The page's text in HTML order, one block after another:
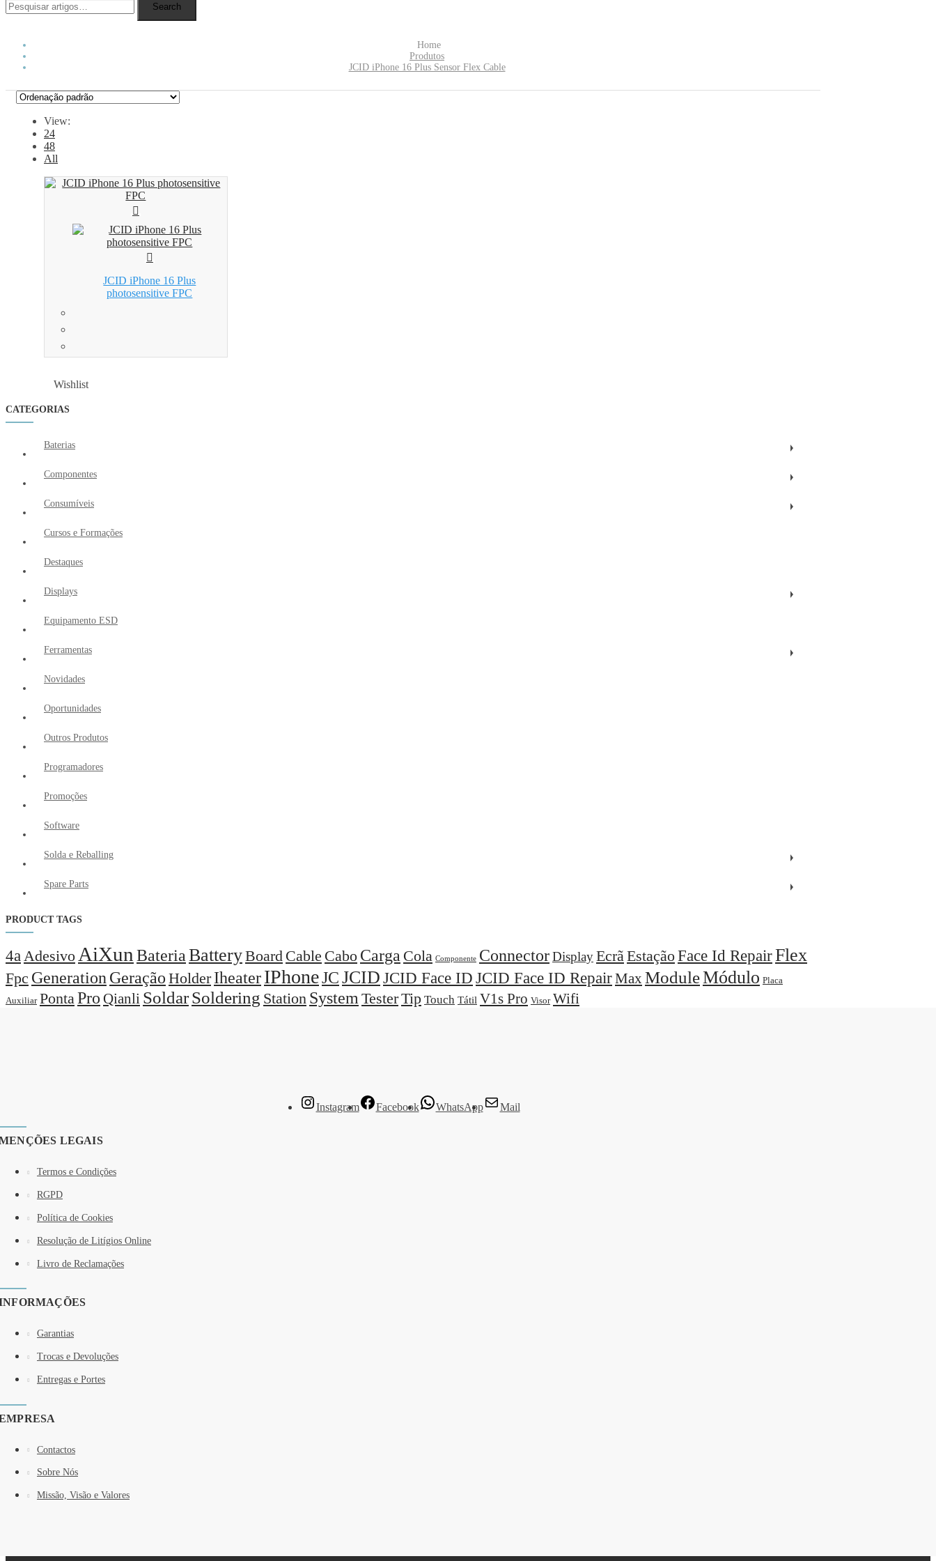
Search
Home
Produtos
JCID iPhone 16 Plus Sensor Flex Cable
View:
24
48
All
JCID iPhone 16 Plus
photosensitive FPC
Wishlist
CATEGORIAS
Baterias
Componentes
Consumíveis
Cursos e Formações
Destaques
Displays
Equipamento ESD
Ferramentas
Novidades
Oportunidades
Outros Produtos
Programadores
Promoções
Software
Solda e Reballing
Spare Parts
PRODUCT TAGS
4aAdesivoAiXunBateriaBatteryBoard Cable Cabo Carga Cola Componente ConnectorDisplayEcrãEstaçãoFace Id RepairFlex
Fpc GenerationGeração Holder IheaterIPhoneJCJCIDJCID Face IDJCID Face ID RepairMaxModuleMódulo Placa
Auxiliar PontaPro Qianli SoldarSoldering Station SystemTesterTip Touch Tátil V1s Pro Visor Wifi
Instagram Facebook WhatsApp Mail
LEGAIS
Termos e Condições
RGPD
Política de Cookies
Resolução de Litígios Online
Livro de Reclamações
Garantias
Trocas e Devoluções
Entregas e Portes
Contactos
Sobre Nós
Missão, Visão e Valores